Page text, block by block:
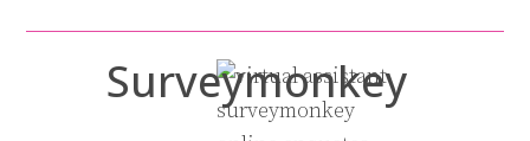
Surveymonkey